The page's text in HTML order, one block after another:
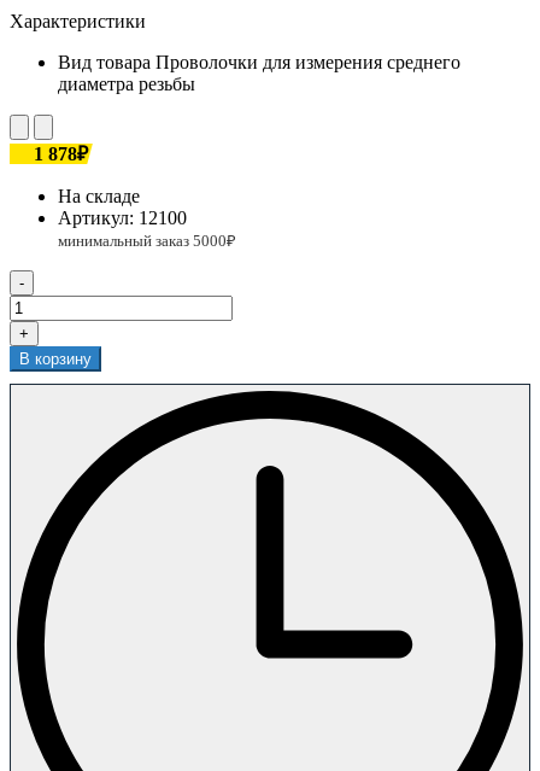
Характеристики
Вид товара Проволочки для измерения среднего
диаметра резьбы
1 878₽
На складе
Артикул: 12100
-
+
В корзину